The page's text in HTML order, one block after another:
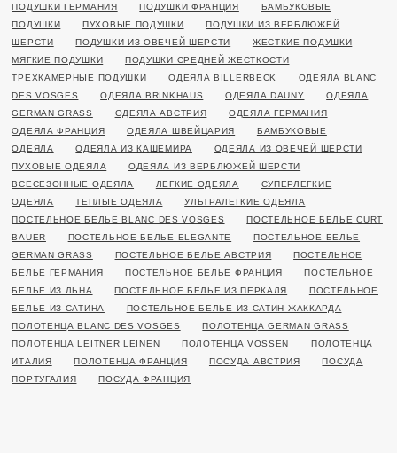
ПОДУШКИ ГЕРМАНИЯ
ПОДУШКИ ФРАНЦИЯ
БАМБУКОВЫЕ
ПОДУШКИ
ПУХОВЫЕ ПОДУШКИ
ПОДУШКИ ИЗ ВЕРБЛЮЖЕЙ
ШЕРСТИ
ПОДУШКИ ИЗ ОВЕЧЕЙ ШЕРСТИ
ЖЕСТКИЕ ПОДУШКИ
МЯГКИЕ ПОДУШКИ
ПОДУШКИ СРЕДНЕЙ ЖЕСТКОСТИ
ТРЕХКАМЕРНЫЕ ПОДУШКИ
ОДЕЯЛА BILLERBECK
ОДЕЯЛА BLANC
DES VOSGES
ОДЕЯЛА BRINKHAUS ОДЕЯЛА DAUNY
ОДЕЯЛА
GERMAN GRASS
ОДЕЯЛА АВСТРИЯ
ОДЕЯЛА ГЕРМАНИЯ
ОДЕЯЛА ФРАНЦИЯ
ОДЕЯЛА ШВЕЙЦАРИЯ
БАМБУКОВЫЕ
ОДЕЯЛА
ОДЕЯЛА ИЗ КАШЕМИРА
ОДЕЯЛА ИЗ ОВЕЧЕЙ ШЕРСТИ
ПУХОВЫЕ ОДЕЯЛА
ОДЕЯЛА ИЗ ВЕРБЛЮЖЕЙ ШЕРСТИ
ВСЕСЕЗОННЫЕ ОДЕЯЛА
ЛЕГКИЕ ОДЕЯЛА
СУПЕРЛЕГКИЕ
ОДЕЯЛА
ТЕПЛЫЕ ОДЕЯЛА
УЛЬТРАЛЕГКИЕ ОДЕЯЛА
ПОСТЕЛЬНОЕ БЕЛЬЕ BLANC DES VOSGES
ПОСТЕЛЬНОЕ БЕЛЬЕ CURT
BAUER
ПОСТЕЛЬНОЕ БЕЛЬЕ ELEGANTE
ПОСТЕЛЬНОЕ БЕЛЬЕ
GERMAN GRASS
ПОСТЕЛЬНОЕ БЕЛЬЕ АВСТРИЯ
ПОСТЕЛЬНОЕ
БЕЛЬЕ ГЕРМАНИЯ
ПОСТЕЛЬНОЕ БЕЛЬЕ ФРАНЦИЯ
ПОСТЕЛЬНОЕ
БЕЛЬЕ ИЗ ЛЬНА
ПОСТЕЛЬНОЕ БЕЛЬЕ ИЗ ПЕРКАЛЯ
ПОСТЕЛЬНОЕ
БЕЛЬЕ ИЗ САТИНА
ПОСТЕЛЬНОЕ БЕЛЬЕ ИЗ САТИН-ЖАККАРДА
ПОЛОТЕНЦА BLANC DES VOSGES
ПОЛОТЕНЦА GERMAN GRASS
ПОЛОТЕНЦА LEITNER LEINEN
ПОЛОТЕНЦА VOSSEN
ПОЛОТЕНЦА
ИТАЛИЯ
ПОЛОТЕНЦА ФРАНЦИЯ ПОСУДА АВСТРИЯ
ПОСУДА
ПОРТУГАЛИЯ
ПОСУДА ФРАНЦИЯ